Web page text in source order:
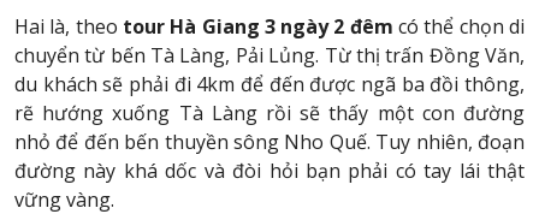
Hai là, theo tour Hà Giang 3 ngày 2 đêm có thể chọn di
chuyển từ bến Tà Làng, Pải Lủng. Từ thị trấn Đồng Văn,
du khách sẽ phải đi 4km để đến được ngã ba đồi thông,
rẽ hướng xuống Tà Làng rồi sẽ thấy một con đường
nhỏ để đến bến thuyền sông Nho Quế. Tuy nhiên, đoạn
đường này khá dốc và đòi hỏi bạn phải có tay lái thật
vững vàng.